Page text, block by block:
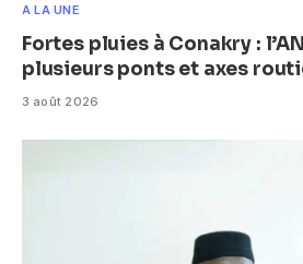
A LA UNE
Fortes pluies à Conakry :
plusieurs ponts et axes
3 août 2026